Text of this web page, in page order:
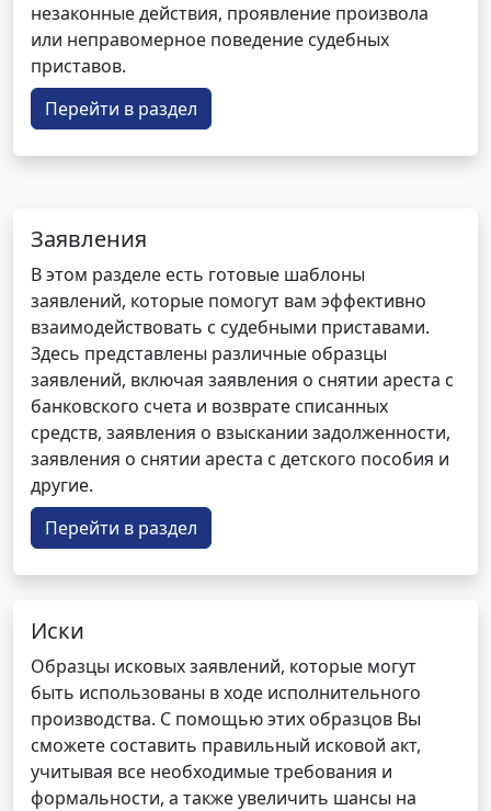
незаконные действия, проявление произвола
или неправомерное поведение судебных
приставов.
Перейти в раздел
Заявления
В этом разделе есть готовые шаблоны
заявлений, которые помогут вам эффективно
взаимодействовать с судебными приставами.
Здесь представлены различные образцы
заявлений, включая заявления о снятии ареста с
банковского счета и возврате списанных
средств, заявления о взыскании задолженности,
заявления о снятии ареста с детского пособия и
другие.
Перейти в раздел
Иски
Образцы исковых заявлений, которые могут
быть использованы в ходе исполнительного
производства. С помощью этих образцов Вы
сможете составить правильный исковой акт,
учитывая все необходимые требования и
формальности, а также увеличить шансы на